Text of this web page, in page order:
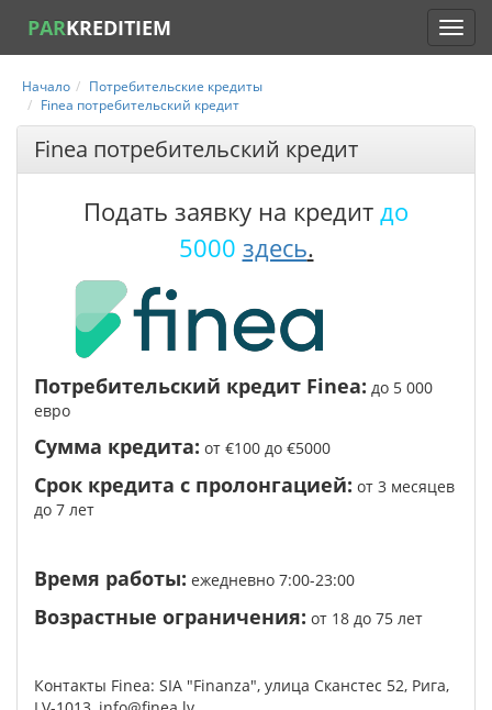
PARKREDITIEM
Начало
Потребительские кредиты
Finea потребительский кредит
Finea потребительский кредит
Подать заявку на кредит до
5000 здесь.
Потребительский кредит Finea: до 5 000
евро
Сумма кредита: от €100 до €5000
Срок кредита с пролонгацией: от 3 месяцев
до 7 лет
Время работы: ежедневно 7:00-23:00
Возрастные ограничения: от 18 до 75 лет
Контакты Finea: SIA "Finanza", улица Сканстес 52, Рига,